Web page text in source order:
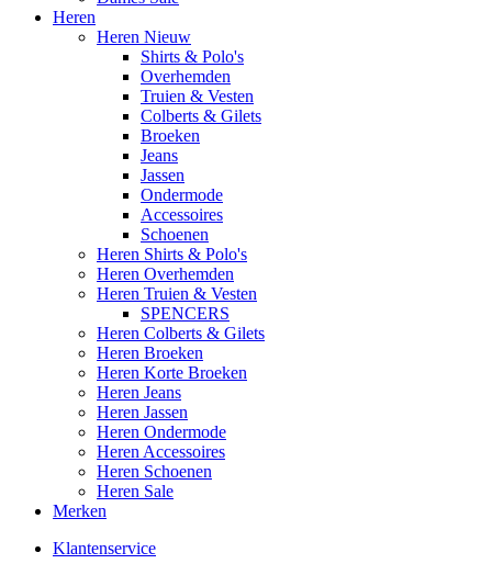
Heren
Heren Nieuw
Shirts & Polo's
Overhemden
Truien & Vesten
Colberts & Gilets
Broeken
Jeans
Jassen
Ondermode
Accessoires
Schoenen
Heren Shirts & Polo's
Heren Overhemden
Heren Truien & Vesten
SPENCERS
Heren Colberts & Gilets
Heren Broeken
Heren Korte Broeken
Heren Jeans
Heren Jassen
Heren Ondermode
Heren Accessoires
Heren Schoenen
Heren Sale
Merken
Klantenservice